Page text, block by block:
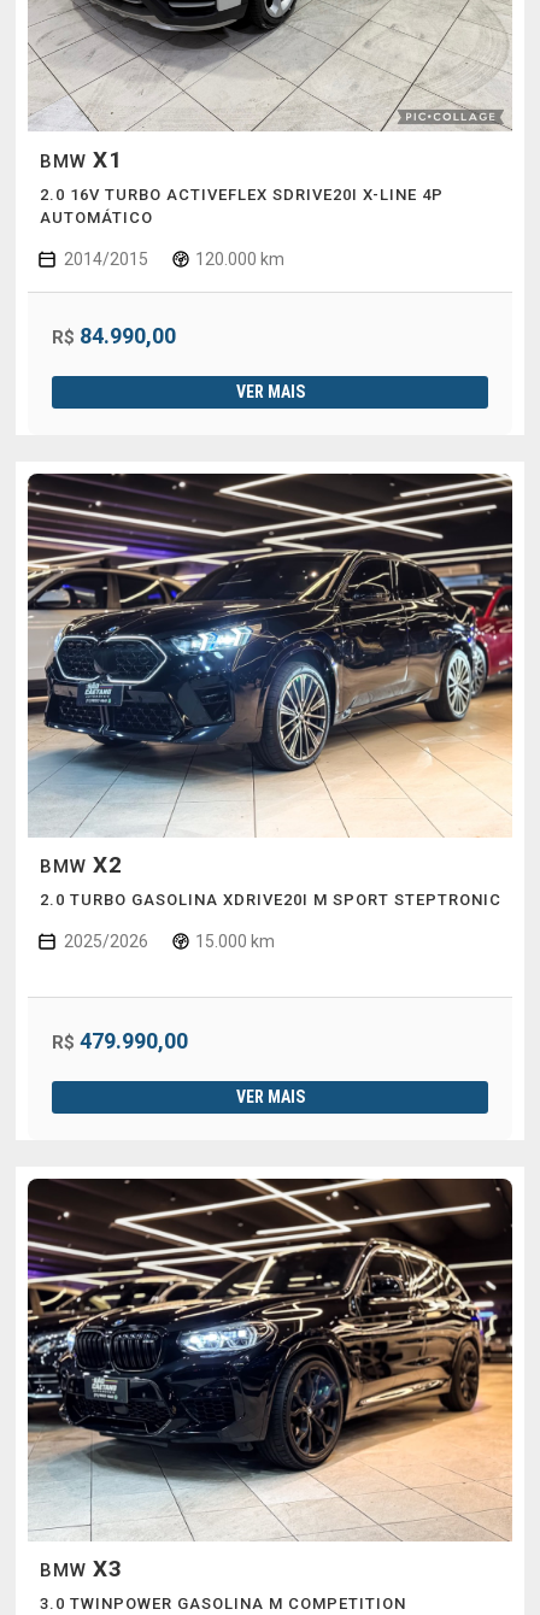
BMW X1
2.0 16V TURBO ACTIVEFLEX SDRIVE20I X-LINE 4P
AUTOMÁTICO
2014/2015 120.000 km
R$ 84.990,00
VER MAIS
BMW X2
2.0 TURBO GASOLINA XDRIVE20I M SPORT STEPTRONIC
2025/2026 15.000 km
R$ 479.990,00
VER MAIS
BMW X3
3.0 TWINPOWER GASOLINA M COMPETITION